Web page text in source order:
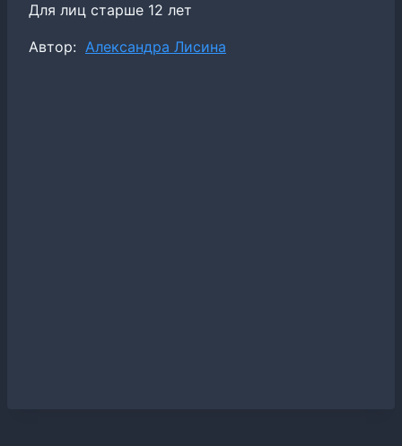
Для лиц старше 12 лет
Метки
Автор: Александра Лисина